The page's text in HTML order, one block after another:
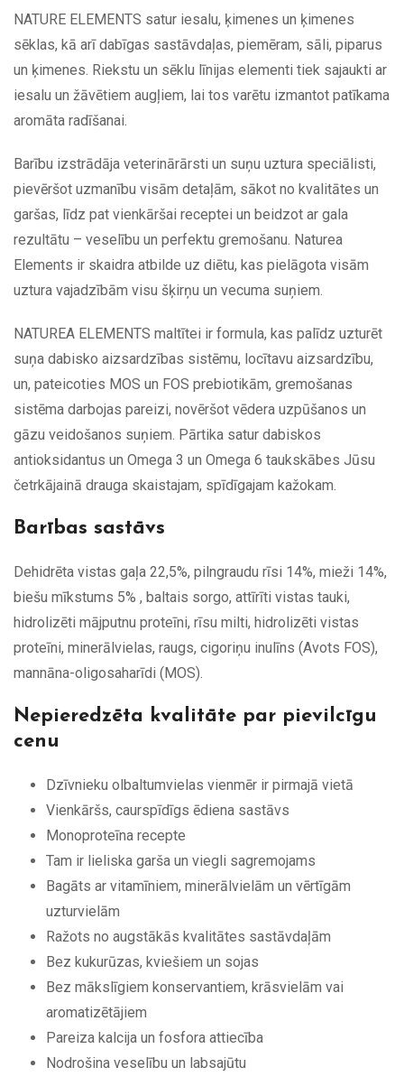
NATURE ELEMENTS satur iesalu, ķimenes un ķimenes
sēklas, kā arī dabīgas sastāvdaļas, piemēram, sāli, piparus
un ķimenes. Riekstu un sēklu līnijas elementi tiek sajaukti ar
iesalu un žāvētiem augļiem, lai tos varētu izmantot patīkama
aromāta radīšanai.
Barību izstrādāja veterinārārsti un suņu uztura speciālisti,
pievēršot uzmanību visām detaļām, sākot no kvalitātes un
garšas, līdz pat vienkāršai receptei un beidzot ar gala
rezultātu – veselību un perfektu gremošanu. Naturea
Elements ir skaidra atbilde uz diētu, kas pielāgota visām
uztura vajadzībām visu šķirņu un vecuma suņiem.
NATUREA ELEMENTS maltītei ir formula, kas palīdz uzturēt
suņa dabisko aizsardzības sistēmu, locītavu aizsardzību,
un, pateicoties MOS un FOS prebiotikām, gremošanas
sistēma darbojas pareizi, novēršot vēdera uzpūšanos un
gāzu veidošanos suņiem. Pārtika satur dabiskos
antioksidantus un Omega 3 un Omega 6 taukskābes Jūsu
četrkājainā drauga skaistajam, spīdīgajam kažokam.
Barības sastāvs
Dehidrēta vistas gaļa 22,5%, pilngraudu rīsi 14%, mieži 14%,
biešu mīkstums 5% , baltais sorgo, attīrīti vistas tauki,
hidrolizēti mājputnu proteīni, rīsu milti, hidrolizēti vistas
proteīni, minerālvielas, raugs, cigoriņu inulīns (Avots FOS),
mannāna-oligosaharīdi (MOS).
Nepieredzēta kvalitāte par pievilcīgu
cenu
Dzīvnieku olbaltumvielas vienmēr ir pirmajā vietā
Vienkāršs, caurspīdīgs ēdiena sastāvs
Monoproteīna recepte
Tam ir lieliska garša un viegli sagremojams
Bagāts ar vitamīniem, minerālvielām un vērtīgām
uzturvielām
Ražots no augstākās kvalitātes sastāvdaļām
Bez kukurūzas, kviešiem un sojas
Bez mākslīgiem konservantiem, krāsvielām vai
aromatizētājiem
Pareiza kalcija un fosfora attiecība
Nodrošina veselību un labsajūtu